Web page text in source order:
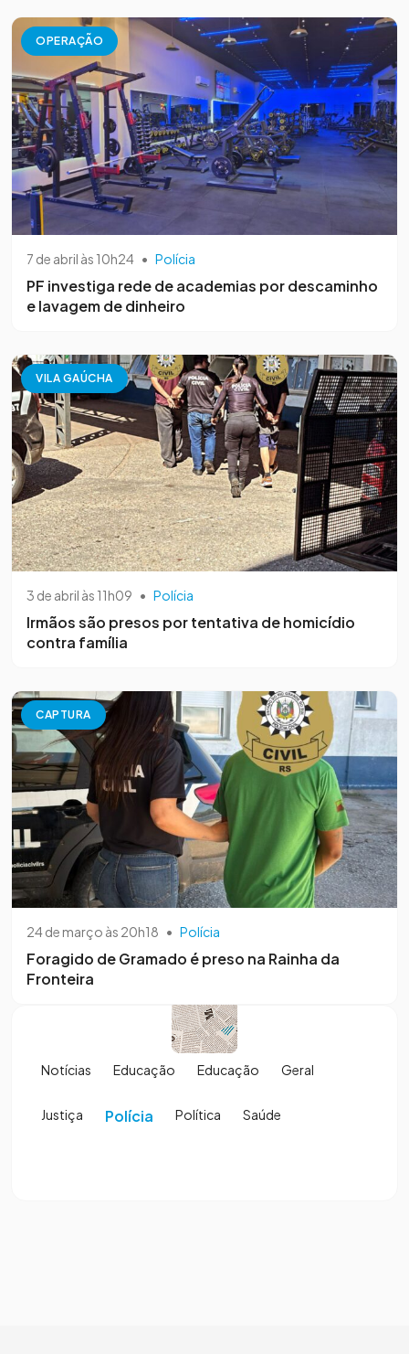
OPERAÇÃO
7 de abril às 10h24 • Polícia
PF investiga rede de academias por descaminho
e lavagem de dinheiro
VILA GAÚCHA
3 de abril às 11h09 • Polícia
Irmãos são presos por tentativa de homicídio
contra família
CAPTURA
24 de março às 20h18 • Polícia
Foragido de Gramado é preso na Rainha da
Fronteira
Notícias Educação Educação Geral
Justiça Polícia Política Saúde